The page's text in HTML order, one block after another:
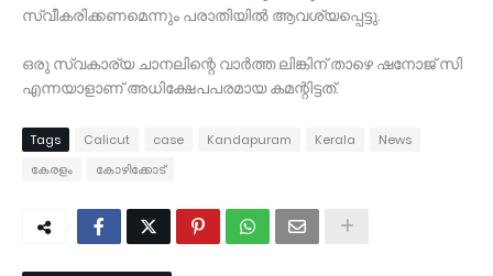
സ്വീകരിക്കണമെന്നും പരാതിയില്‍ ആവശ്യപ്പെട്ടു.
ഒരു സ്വകാര്യ ചാനലിന്റെ വാര്‍ത്ത ലിങ്കിന് താഴെ ഷനോജ് സി
എന്നയാളാണ് അധിക്ഷേപപരമായ കമന്റിട്ടത്.
Tags Calicut case Kandapuram Kerala
News
കേരളം
കോഴിക്കോട്